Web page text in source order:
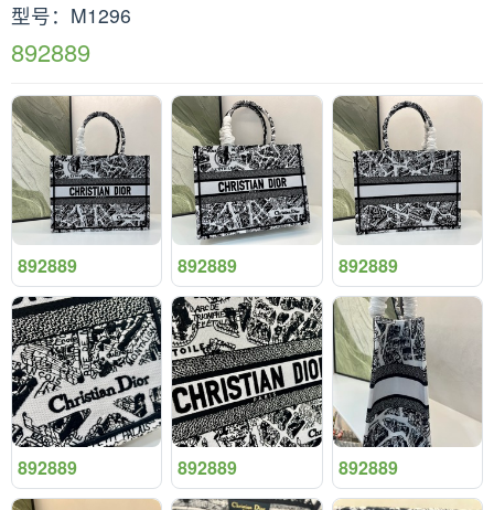
型号：M1296
892889
892889 892889 892889
892889 892889 892889